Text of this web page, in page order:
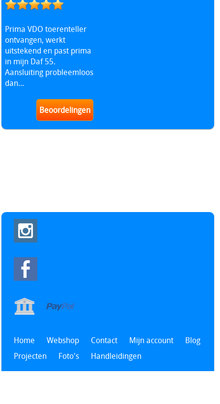
Prima VDO toerenteller
ontvangen, werkt
uitstekend en past prima
in mijn Daf 55.
Aansluiting probleemloos
dan...
Beoordelingen
Home Webshop Contact Mijn account
Blog
Projecten
Foto's
Handleidingen